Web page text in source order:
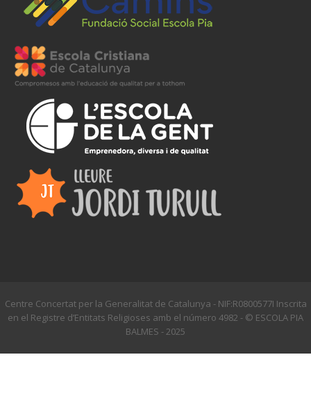
Centre Concertat per la Generalitat de Catalunya - NIF:R0800577I Inscrita
en el Registre d’Entitats Religioses amb el número 4982 - © ESCOLA PIA
BALMES - 2025